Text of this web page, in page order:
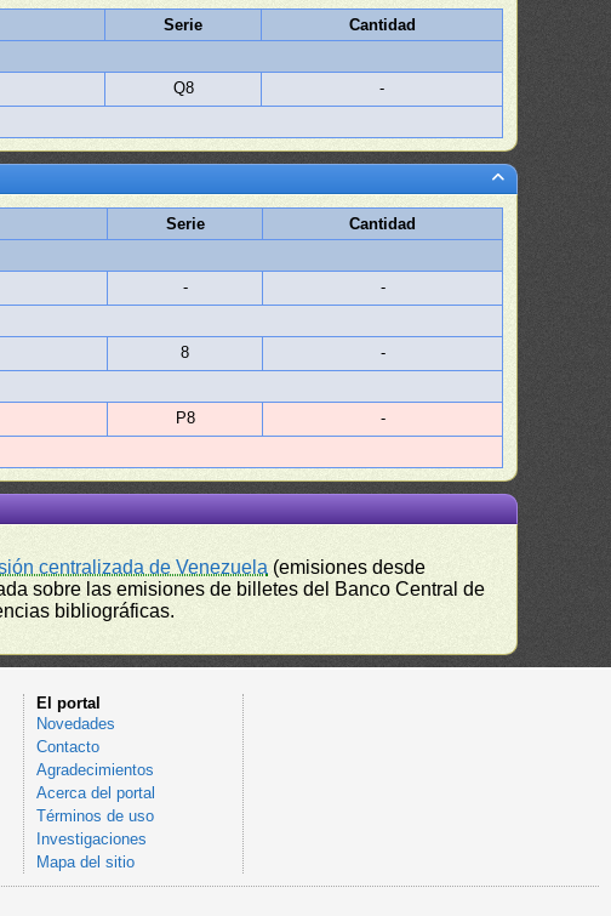
Serie
Cantidad
Q8
-
Serie
Cantidad
-
-
8
-
P8
-
centralizada de Venezuela (emisiones desde
sobre las emisiones de billetes del Banco Central de
bibliográficas.
El portal
Novedades
Contacto
Agradecimientos
Acerca del portal
Términos de uso
Investigaciones
Mapa del sitio